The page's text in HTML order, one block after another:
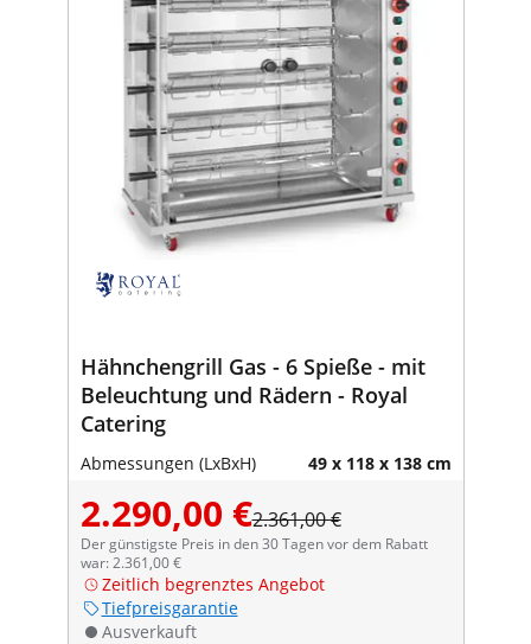
Hähnchengrill Gas - 6 Spieße - mit
Beleuchtung und Rädern - Royal
Catering
Abmessungen (LxBxH) 49 x 118 x 138 cm
2.290,00 €2.361,00 €
Der günstigste Preis in den 30 Tagen vor dem Rabatt
war: 2.361,00 €
Zeitlich begrenztes Angebot
Tiefpreisgarantie
Ausverkauft